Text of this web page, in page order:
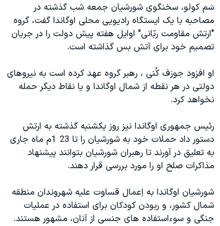
فرهنگ و زندگی
حقوق شهروندی
اقتصادی
علم و فناوری
اسرائیل در جنگ
گالری عکس
آرشیو پخش زنده
مستندها
انتخابات ریاست جمهوری آمریکا ۲۰۲۴
حمله جمهوری اسلامی به اسرائیل
رمز مهسا
ورزش زنان در ایران
اعتراضات زن، زندگی، آزادی
مجموعه مستندهای دادخواهی
تریبونال مردمی آبان ۹۸
دادگاه حمید نوری
قانون شفافیت دارائی کادر رهبری ایران
اعتراضات مردمی آبان ۹۸
دنبال کنید
زبانهای مختلف
سَم کولو، سخنگوی شورشيان جمعه شب گذشته در
مصاحبه با يک ايستگاه راديويی محلی اوگاندا گفت، گروه
"ارتش مقاومت ربّانی" اوايل هفته پيش دولت را در جريان
تصميم خود برای آتش بس گذاشته است.
او افزود جوزف کُنی ، رهبر گروه عهد کرده است به نيروهای
دولتی در هر نقطه از شمال اوگاندا و يا نقاط ديگر حمله
نخواهد کرد.
رئيس جمهوری اوگاندا نيز روز يکشنبه گذشته به ارتش
دستور داد حملات خود به شورشيان را تا 23 1م ماه جاری
به تعليق در آورند تا رهبران شورشيان بتوانند پيشنهاد
مذاکرات صلح او را مورد بررسی قرار دهند.
شورشيان اوگاندا به اِعمال قساوت عليه شهروندان منطقه
شمال کشور، و ربودن کودکان برای استفاده در عمليات
جنگی و سوءاستفاده های جنسی از آنان، مشهور هستند.